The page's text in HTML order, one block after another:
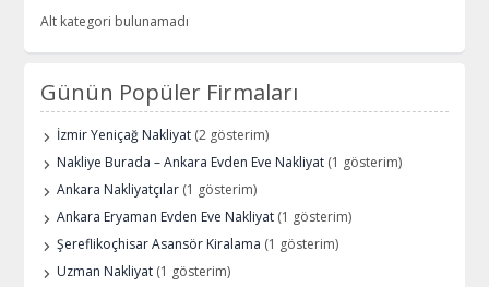
Alt kategori bulunamadı
Günün Popüler Firmaları
İzmir Yeniçağ Nakliyat (2 gösterim)
Nakliye Burada – Ankara Evden Eve Nakliyat (1 gösterim)
Ankara Nakliyatçılar (1 gösterim)
Ankara Eryaman Evden Eve Nakliyat (1 gösterim)
Şereflikoçhisar Asansör Kiralama (1 gösterim)
Uzman Nakliyat (1 gösterim)